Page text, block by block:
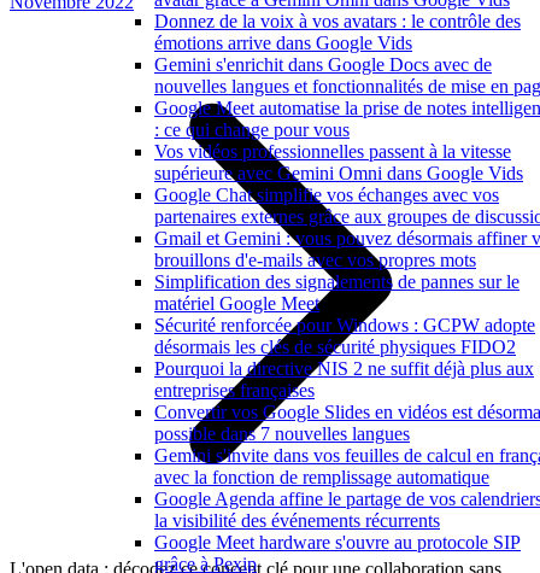
Donnez de la voix à vos avatars : le contrôle des
émotions arrive dans Google Vids
Gemini s'enrichit dans Google Docs avec de
nouvelles langues et fonctionnalités de mise en
Google Meet automatise la prise de notes
: ce qui change pour vous
Vos vidéos professionnelles passent à la vitesse
supérieure avec Gemini Omni dans Google Vids
Google Chat simplifie vos échanges avec vos
partenaires externes grâce aux groupes de
Gmail et Gemini : vous pouvez désormais affiner
brouillons d'e-mails avec vos propres mots
Simplification des signalements de pannes sur le
matériel Google Meet
Sécurité renforcée pour Windows : GCPW adopte
désormais les clés de sécurité physiques FIDO2
Pourquoi la directive NIS 2 ne suffit déjà plus aux
entreprises françaises
Convertir vos Google Slides en vidéos est
possible dans 7 nouvelles langues
Gemini s'invite dans vos feuilles de calcul en
avec la fonction de remplissage automatique
Google Agenda affine le partage de vos
la visibilité des événements récurrents
Google Meet hardware s'ouvre au protocole SIP
grâce à Pexip
L'open data : décodez ce concept clé pour une collaboration sans